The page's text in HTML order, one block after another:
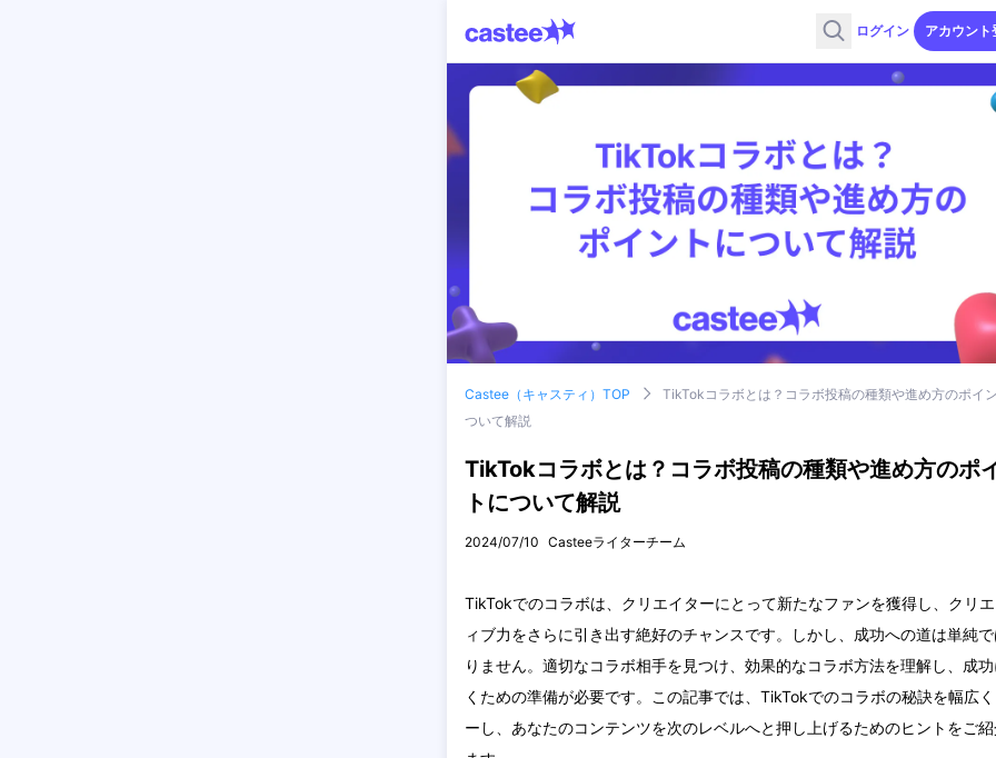
ログイン アカウント
Castee（キャスティ）TOP
TikTokコラボとは？コラボ投稿の種類や進め方のポイ
ついて解説
TikTokコラボとは？コラボ投稿の種類や進め方のポ
トについて解説
2024/07/10 Casteeライターチーム
TikTokでのコラボは、クリエイターにとって新たなファンを獲得し、クリ
ィブ力をさらに引き出す絶好のチャンスです。しかし、成功への道は単純
りません。適切なコラボ相手を見つけ、効果的なコラボ方法を理解し、成
くための準備が必要です。この記事では、TikTokでのコラボの秘訣を幅広
ーし、あなたのコンテンツを次のレベルへと押し上げるためのヒントをご